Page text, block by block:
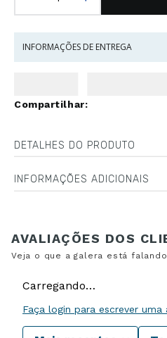
INFORMAÇÕES DE ENTREGA
DETALHES DO PRODUTO
INFORMAÇÕES ADICIONAIS
Carregando…
Faça login para escrever uma